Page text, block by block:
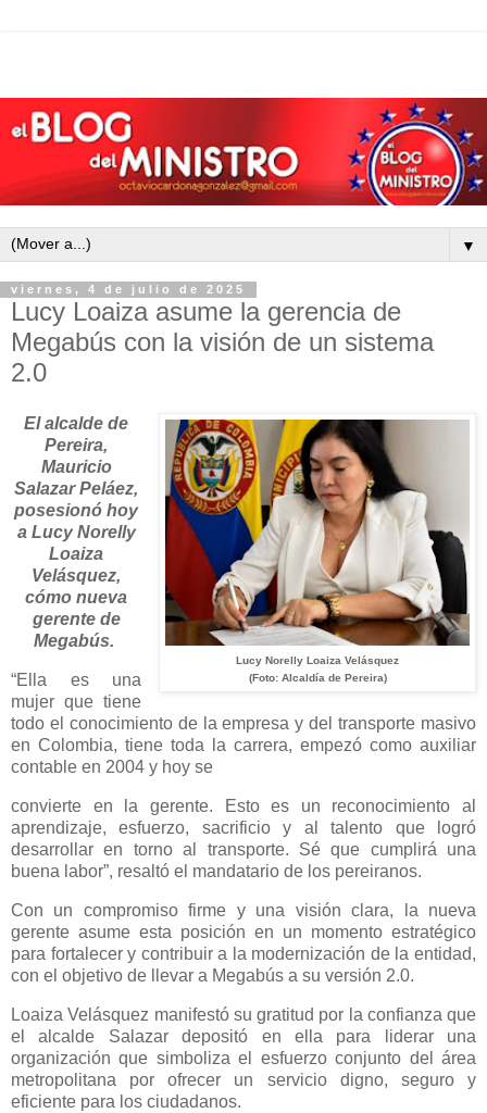
▼
viernes, 4 de julio de 2025
Lucy Loaiza asume la gerencia de
Megabús con la visión de un sistema
2.0
Lucy Norelly Loaiza Velásquez
(Foto: Alcaldía de Pereira)
El alcalde de
Pereira,
Mauricio
Salazar Peláez,
posesionó hoy
a Lucy Norelly
Loaiza
Velásquez,
cómo nueva
gerente de
Megabús.
“Ella es una
mujer que tiene
todo el conocimiento de la empresa y del transporte masivo
en Colombia, tiene toda la carrera, empezó como auxiliar
contable en 2004 y hoy se
convierte en la gerente. Esto es un reconocimiento al
aprendizaje, esfuerzo, sacrificio y al talento que logró
desarrollar en torno al transporte. Sé que cumplirá una
buena labor”, resaltó el mandatario de los pereiranos.
Con un compromiso firme y una visión clara, la nueva
gerente asume esta posición en un momento estratégico
para fortalecer y contribuir a la modernización de la entidad,
con el objetivo de llevar a Megabús a su versión 2.0.
Loaiza Velásquez manifestó su gratitud por la confianza que
el alcalde Salazar depositó en ella para liderar una
organización que simboliza el esfuerzo conjunto del área
metropolitana por ofrecer un servicio digno, seguro y
eficiente para los ciudadanos.